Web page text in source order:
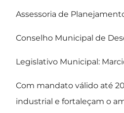
Assessoria de
Conselho Municipal de
Legislativo Municipal:
Com mandato válido até
industrial e fortaleçam o